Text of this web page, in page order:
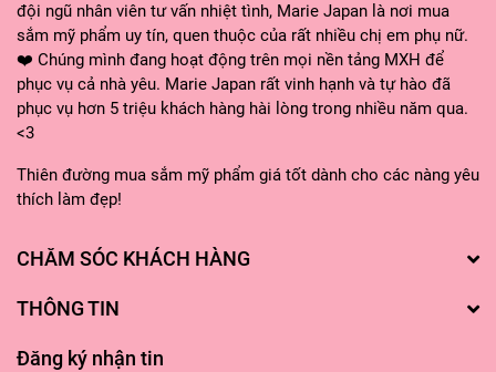
đội ngũ nhân viên tư vấn nhiệt tình, Marie Japan là nơi mua
sắm mỹ phẩm uy tín, quen thuộc của rất nhiều chị em phụ nữ.
❤️ Chúng mình đang hoạt động trên mọi nền tảng MXH để
phục vụ cả nhà yêu. Marie Japan rất vinh hạnh và tự hào đã
phục vụ hơn 5 triệu khách hàng hài lòng trong nhiều năm qua.
<3
Thiên đường mua sắm mỹ phẩm giá tốt dành cho các nàng yêu
thích làm đẹp!
CHĂM SÓC KHÁCH HÀNG
THÔNG TIN
Đăng ký nhận tin